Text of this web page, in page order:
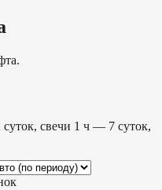
свечи 1 ч — 7 суток,